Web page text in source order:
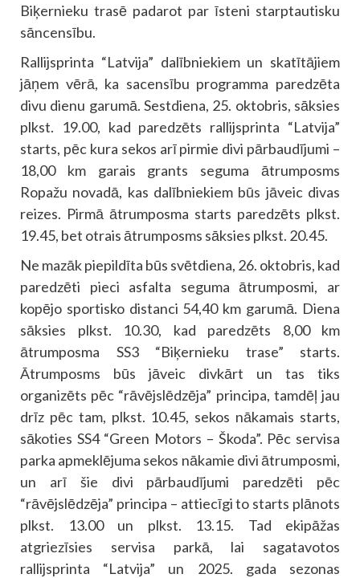
Biķernieku trasē padarot par īsteni starptautisku
sāncensību.
Rallijsprinta “Latvija” dalībniekiem un skatītājiem
jāņem vērā, ka sacensību programma paredzēta
divu dienu garumā. Sestdiena, 25. oktobris, sāksies
plkst. 19.00, kad paredzēts rallijsprinta “Latvija”
starts, pēc kura sekos arī pirmie divi pārbaudījumi –
18,00 km garais grants seguma ātrumposms
Ropažu novadā, kas dalībniekiem būs jāveic divas
reizes. Pirmā ātrumposma starts paredzēts plkst.
19.45, bet otrais ātrumposms sāksies plkst. 20.45.
Ne mazāk piepildīta būs svētdiena, 26. oktobris, kad
paredzēti pieci asfalta seguma ātrumposmi, ar
kopējo sportisko distanci 54,40 km garumā. Diena
sāksies plkst. 10.30, kad paredzēts 8,00 km
ātrumposma SS3 “Biķernieku trase” starts.
Ātrumposms būs jāveic divkārt un tas tiks
organizēts pēc “rāvējslēdzēja” principa, tamdēļ jau
drīz pēc tam, plkst. 10.45, sekos nākamais starts,
sākoties SS4 “Green Motors – Škoda”. Pēc servisa
parka apmeklējuma sekos nākamie divi ātrumposmi,
un arī šie divi pārbaudījumi paredzēti pēc
“rāvējslēdzēja” principa – attiecīgi to starts plānots
plkst. 13.00 un plkst. 13.15. Tad ekipāžas
atgriezīsies servisa parkā, lai sagatavotos
rallijsprinta “Latvija” un 2025. gada sezonas